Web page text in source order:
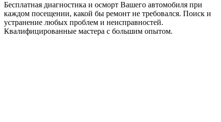
Бесплатная диагностика и осморт Вашего автомобиля при
каждом посещении, какой бы ремонт не требовался. Поиск и
устранение любых проблем и неисправностей.
Квалифицированные мастера с большим опытом.